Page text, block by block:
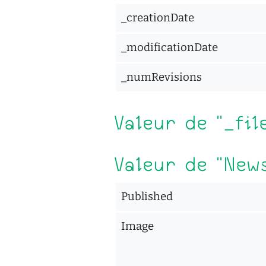
_creationDate
_modificationDate
_numRevisions
Valeur de
Valeur de
Published
Image